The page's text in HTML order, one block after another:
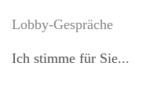
Lobby-Gespräche
Ich stimme für Sie...